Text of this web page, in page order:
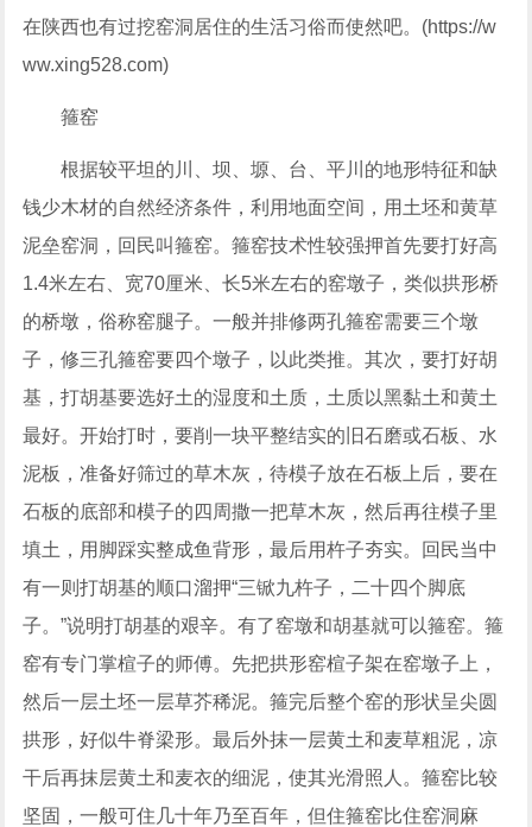
在陕西也有过挖窑洞居住的生活习俗而使然吧。(https://w
ww.xing528.com)
箍窑
根据较平坦的川、坝、塬、台、平川的地形特征和缺
钱少木材的自然经济条件，利用地面空间，用土坯和黄草
泥垒窑洞，回民叫箍窑。箍窑技术性较强押首先要打好高
1.4米左右、宽70厘米、长5米左右的窑墩子，类似拱形桥
的桥墩，俗称窑腿子。一般并排修两孔箍窑需要三个墩
子，修三孔箍窑要四个墩子，以此类推。其次，要打好胡
基，打胡基要选好土的湿度和土质，土质以黑黏土和黄土
最好。开始打时，要削一块平整结实的旧石磨或石板、水
泥板，准备好筛过的草木灰，待模子放在石板上后，要在
石板的底部和模子的四周撒一把草木灰，然后再往模子里
填土，用脚踩实整成鱼背形，最后用杵子夯实。回民当中
有一则打胡基的顺口溜押“三锨九杵子，二十四个脚底
子。”说明打胡基的艰辛。有了窑墩和胡基就可以箍窑。箍
窑有专门掌楦子的师傅。先把拱形窑楦子架在窑墩子上，
然后一层土坯一层草芥稀泥。箍完后整个窑的形状呈尖圆
拱形，好似牛脊梁形。最后外抹一层黄土和麦草粗泥，凉
干后再抹层黄土和麦衣的细泥，使其光滑照人。箍窑比较
坚固，一般可住几十年乃至百年，但住箍窑比住窑洞麻